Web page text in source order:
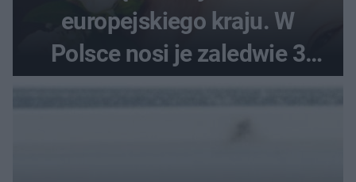
europejskiego kraju. W
Polsce nosi je zaledwie 3